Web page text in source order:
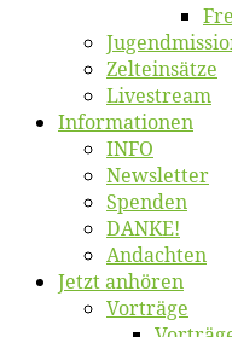
Zelt­ein­sät­ze
Live­stream
Informatio­nen
INFO
News­let­ter
Spen­den
DANKE!
An­dach­ten
Jetzt an­hö­ren
Vor­trä­ge